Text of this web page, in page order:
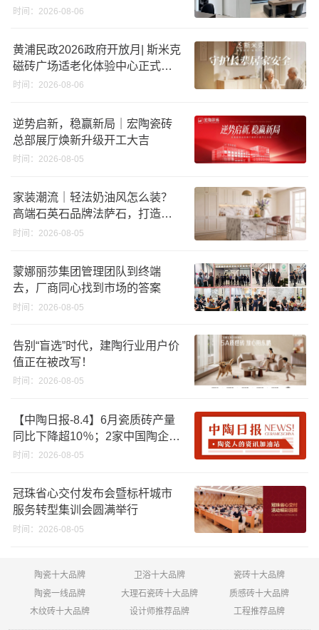
准选购指南
时间：2026-08-06
黄浦民政2026政府开放月| 斯米克
磁砖广场适老化体验中心正式亮
相
时间：2026-08-06
逆势启新，稳赢新局｜宏陶瓷砖
总部展厅焕新升级开工大吉
时间：2026-08-05
家装潮流｜轻法奶油风怎么装？
高端石英石品牌法萨石，打造质
感橱柜台面
时间：2026-08-05
蒙娜丽莎集团管理团队到终端
去，厂商同心找到市场的答案
时间：2026-08-05
告别“盲选”时代，建陶行业用户价
值正在被改写！
时间：2026-08-05
【中陶日报-8.4】6月瓷质砖产量
同比下降超10％；2家中国陶企亮
相马来西亚ARCHIDEX 2026石材
份；方向集团出海
时间：2026-08-05
冠珠省心交付发布会暨标杆城市
服务转型集训会圆满举行
时间：2026-08-05
陶瓷十大品牌 卫浴十大品牌
瓷砖十大品牌
陶瓷一线品牌
大理石瓷砖十大品牌
质感砖十大品牌
木纹砖十大品牌
设计师推荐品牌 工程推荐品牌